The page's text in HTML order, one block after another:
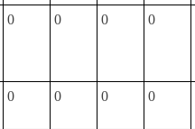
0 0 0 0
0 0 0 0